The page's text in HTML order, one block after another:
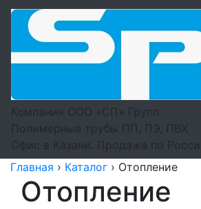
Компания ООО «СП» Групп
Полимерные трубы ПП, ПЭ, ПВХ
Офис в Казани. Продажа по России
Главная › Каталог › Отопление
Отопление